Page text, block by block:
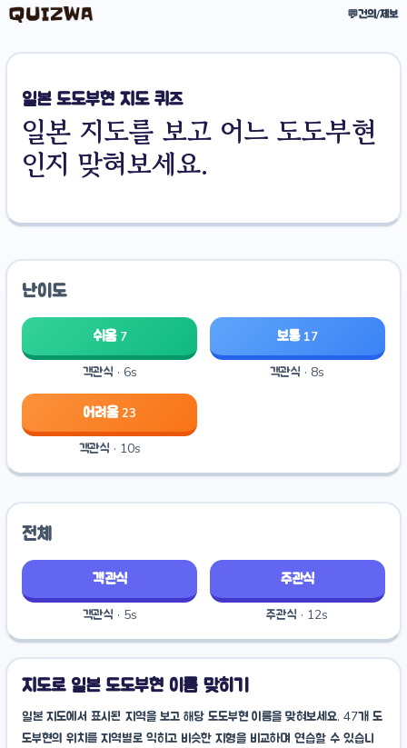
💬건의/제보
일본 도도부현 지도 퀴즈
일본 지도를 보고 어느 도도부현
인지 맞혀보세요.
난이도
쉬움 7
객관식 · 6s
보통 17
객관식 · 8s
어려움23
객관식 · 10s
전체
객관식
객관식 · 5s
주관식
주관식 · 12s
지도로 일본 도도부현 이름 맞히기
일본 지도에서 표시된 지역을 보고 해당 도도부현 이름을 맞혀보세요. 47개 도
도부현의 위치를 지역별로 익히고 비슷한 지형을 비교하며 연습할 수 있습니